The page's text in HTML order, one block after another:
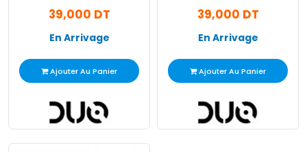
39,000 DT
En Arrivage
Ajouter Au Panier
39,000 DT
En Arrivage
Ajouter Au Panier